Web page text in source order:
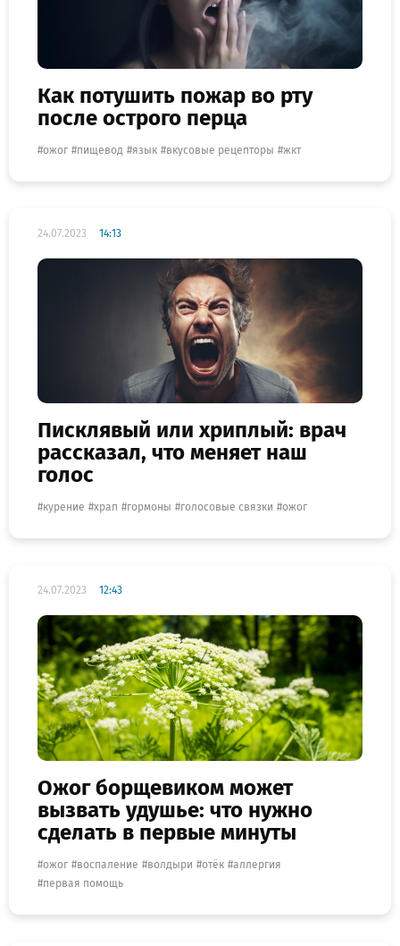
Как потушить пожар во рту
после острого перца
ожог пищевод язык вкусовые рецепторы жкт
24.07.2023 14:13
Писклявый или хриплый: врач
рассказал, что меняет наш
голос
курение храп гормоны голосовые связки ожог
24.07.2023 12:43
Ожог борщевиком может
вызвать удушье: что нужно
сделать в первые минуты
ожог воспаление волдыри отёк
аллергия
первая помощь